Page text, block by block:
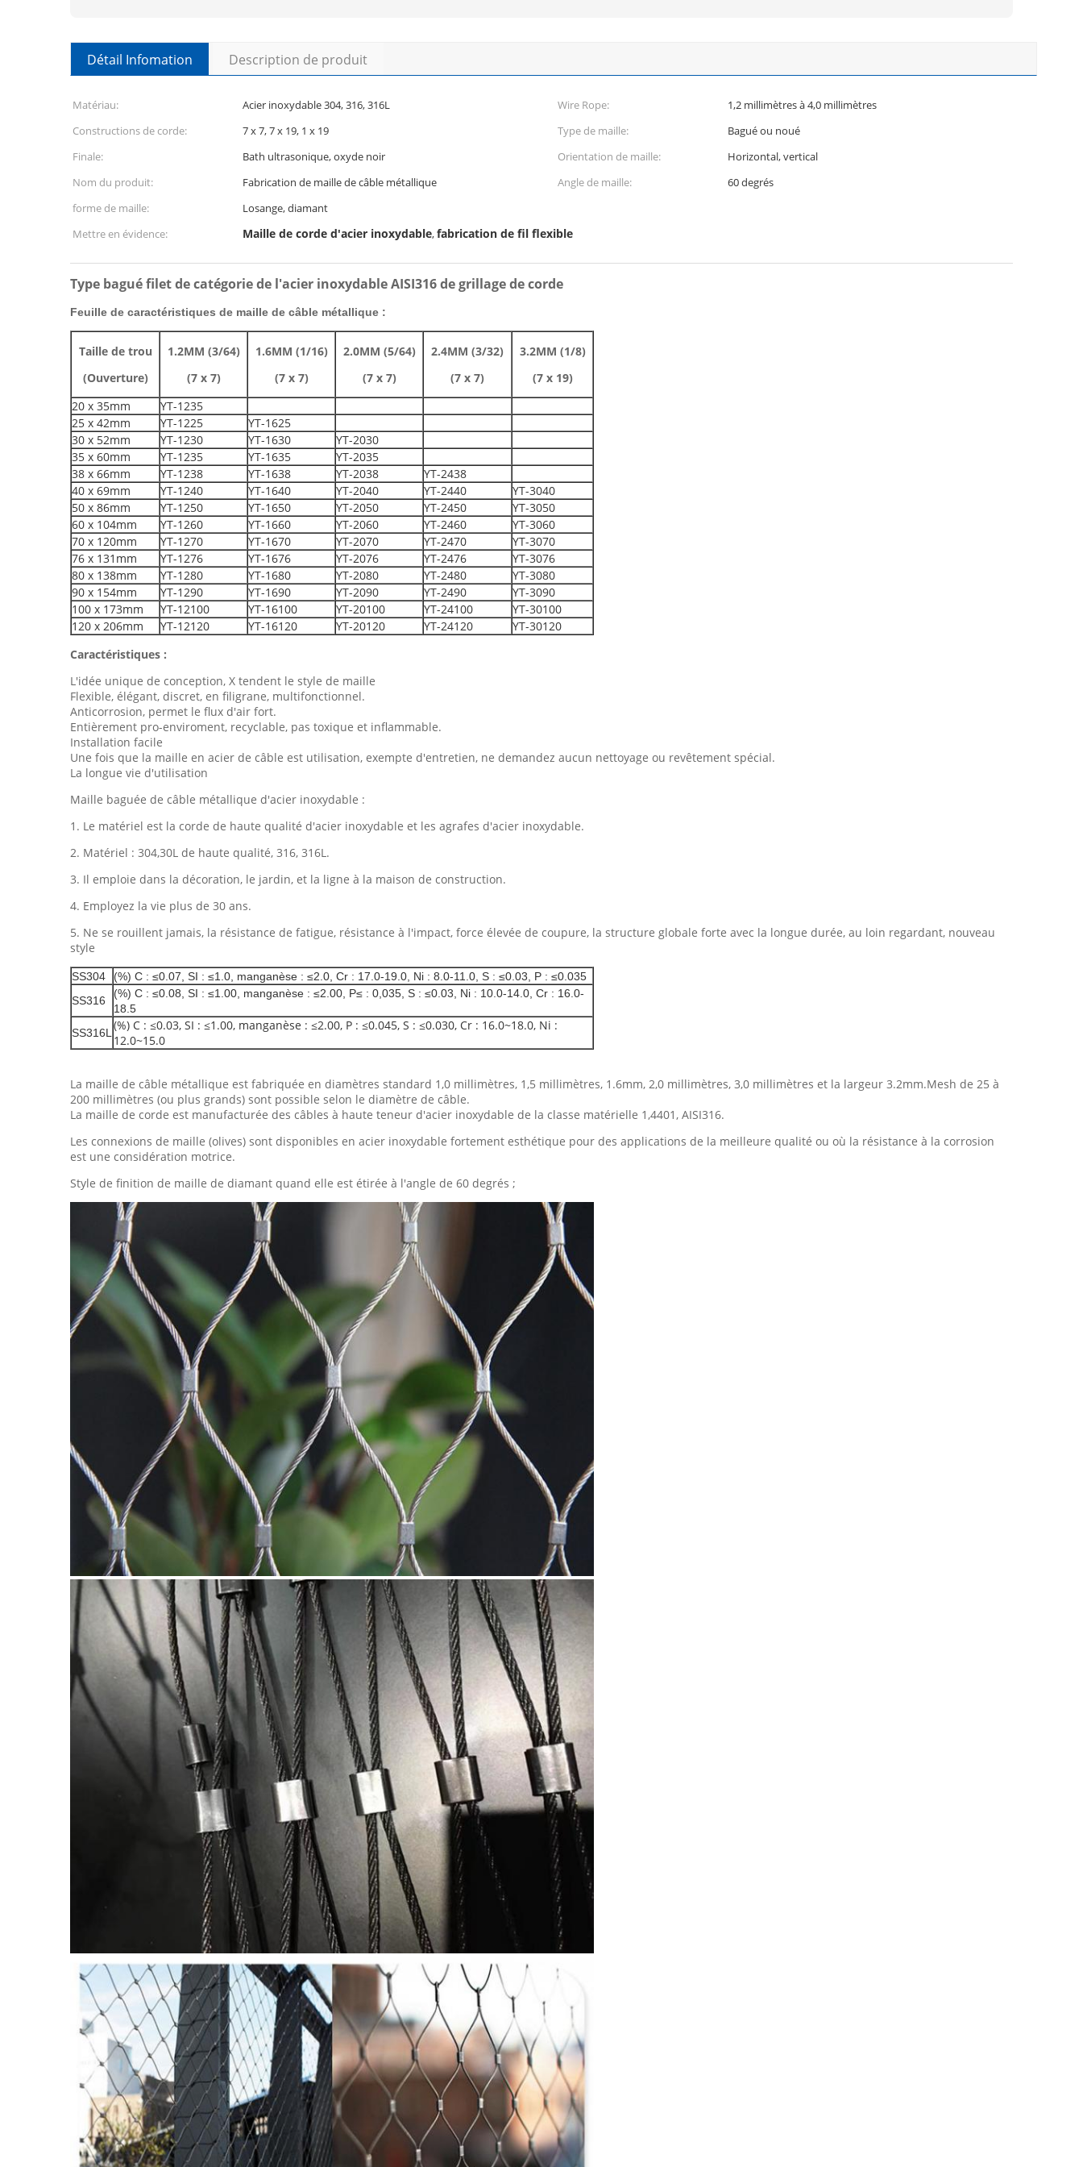
Détail Infomation Description de produit
Matériau: Acier inoxydable 304, 316, 316L Wire Rope:
1,2 millimètres à 4,0 millimètres
Constructions de corde:
7 x 7, 7 x 19, 1 x 19 Type de maille:
Bagué ou noué
Finale:
Bath ultrasonique, oxyde noir Orientation de maille:
Horizontal, vertical
Nom du produit:
Fabrication de maille de câble métallique Angle de maille:
60 degrés
forme de maille:
Losange, diamant
Mettre en évidence:
Maille de corde d'acier inoxydable,fabrication de fil flexible
Type bagué filet de catégorie de l'acier inoxydable AISI316 de grillage de corde
Feuille de caractéristiques de maille de câble métallique :
Taille de trou
(Ouverture)
1.2MM (3/64)
(7 x 7)
1.6MM (1/16)
(7 x 7)
2.0MM (5/64)
(7 x 7)
2.4MM (3/32)
(7 x 7)
3.2MM (1/8)
(7 x 19)
20 x 35mm
YT-1235
25 x 42mm
YT-1225
YT-1625
30 x 52mm
YT-1230 YT-1630
YT-2030
35 x 60mm
YT-1235 YT-1635
YT-2035
38 x 66mm
YT-1238 YT-1638 YT-2038
YT-2438
40 x 69mm
YT-1240 YT-1640 YT-2040 YT-2440
YT-3040
50 x 86mm
YT-1250 YT-1650 YT-2050 YT-2450
YT-3050
60 x 104mm
YT-1260 YT-1660 YT-2060 YT-2460
YT-3060
70 x 120mm
YT-1270 YT-1670 YT-2070 YT-2470
YT-3070
76 x 131mm
YT-1276 YT-1676 YT-2076 YT-2476
YT-3076
80 x 138mm
YT-1280 YT-1680 YT-2080 YT-2480
YT-3080
90 x 154mm
YT-1290 YT-1690 YT-2090 YT-2490
YT-3090
100 x 173mm
YT-12100 YT-16100 YT-20100 YT-24100
YT-30100
120 x 206mm
YT-12120 YT-16120 YT-20120 YT-24120
YT-30120
Caractéristiques :
L'idée unique de conception, X tendent le style de maille
Flexible, élégant, discret, en filigrane, multifonctionnel.
Anticorrosion, permet le flux d'air fort.
Entièrement pro-enviroment, recyclable, pas toxique et inflammable.
Installation facile
Une fois que la maille en acier de câble est utilisation, exempte d'entretien, ne demandez aucun nettoyage ou revêtement spécial.
La longue vie d'utilisation
Maille baguée de câble métallique d'acier inoxydable :
1. Le matériel est la corde de haute qualité d'acier inoxydable et les agrafes d'acier inoxydable.
2. Matériel : 304,30L de haute qualité, 316, 316L.
3. Il emploie dans la décoration, le jardin, et la ligne à la maison de construction.
4. Employez la vie plus de 30 ans.
5. Ne se rouillent jamais, la résistance de fatigue, résistance à l'impact, force élevée de coupure, la structure globale forte avec la longue durée, au loin regardant, nouveau
style
SS304
(%) C : ≤0.07, SI : ≤1.0, manganèse : ≤2.0, Cr : 17.0-19.0, Ni : 8.0-11.0, S : ≤0.03, P : ≤0.035
SS316
(%) C : ≤0.08, SI : ≤1.00, manganèse : ≤2.00, P≤ : 0,035, S : ≤0.03, Ni : 10.0-14.0, Cr : 16.0-
18.5
SS316L (%) C : ≤0.03, SI : ≤1.00, manganèse : ≤2.00, P : ≤0.045, S : ≤0.030, Cr : 16.0~18.0, Ni :
12.0~15.0
La maille de câble métallique est fabriquée en diamètres standard 1,0 millimètres, 1,5 millimètres, 1.6mm, 2,0 millimètres, 3,0 millimètres et la largeur 3.2mm.Mesh de 25 à
200 millimètres (ou plus grands) sont possible selon le diamètre de câble.
La maille de corde est manufacturée des câbles à haute teneur d'acier inoxydable de la classe matérielle 1,4401, AISI316.
Les connexions de maille (olives) sont disponibles en acier inoxydable fortement esthétique pour des applications de la meilleure qualité ou où la résistance à la corrosion
est une considération motrice.
Style de finition de maille de diamant quand elle est étirée à l'angle de 60 degrés ;